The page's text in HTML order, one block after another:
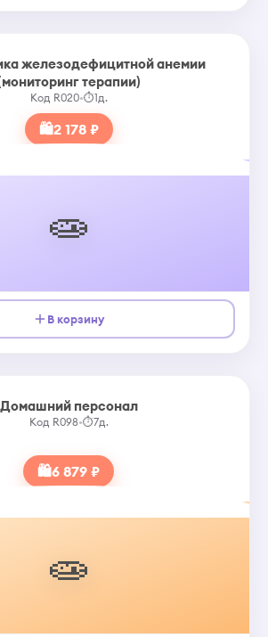
железодефицитной анемии
терапии)
Код R020•⏱1д.
🛍2 178 ₽
🧫
В корзину
Домашний персонал
Код R098•⏱7д.
🛍6 879 ₽
🧫